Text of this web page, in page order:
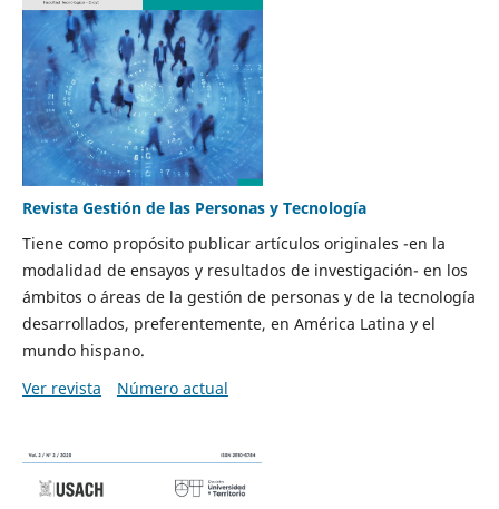
Revista Gestión de las Personas y Tecnología
Tiene como propósito publicar artículos originales -en la
modalidad de ensayos y resultados de investigación- en los
ámbitos o áreas de la gestión de personas y de la tecnología
desarrollados, preferentemente, en América Latina y el
mundo hispano.
Ver revista
Número actual